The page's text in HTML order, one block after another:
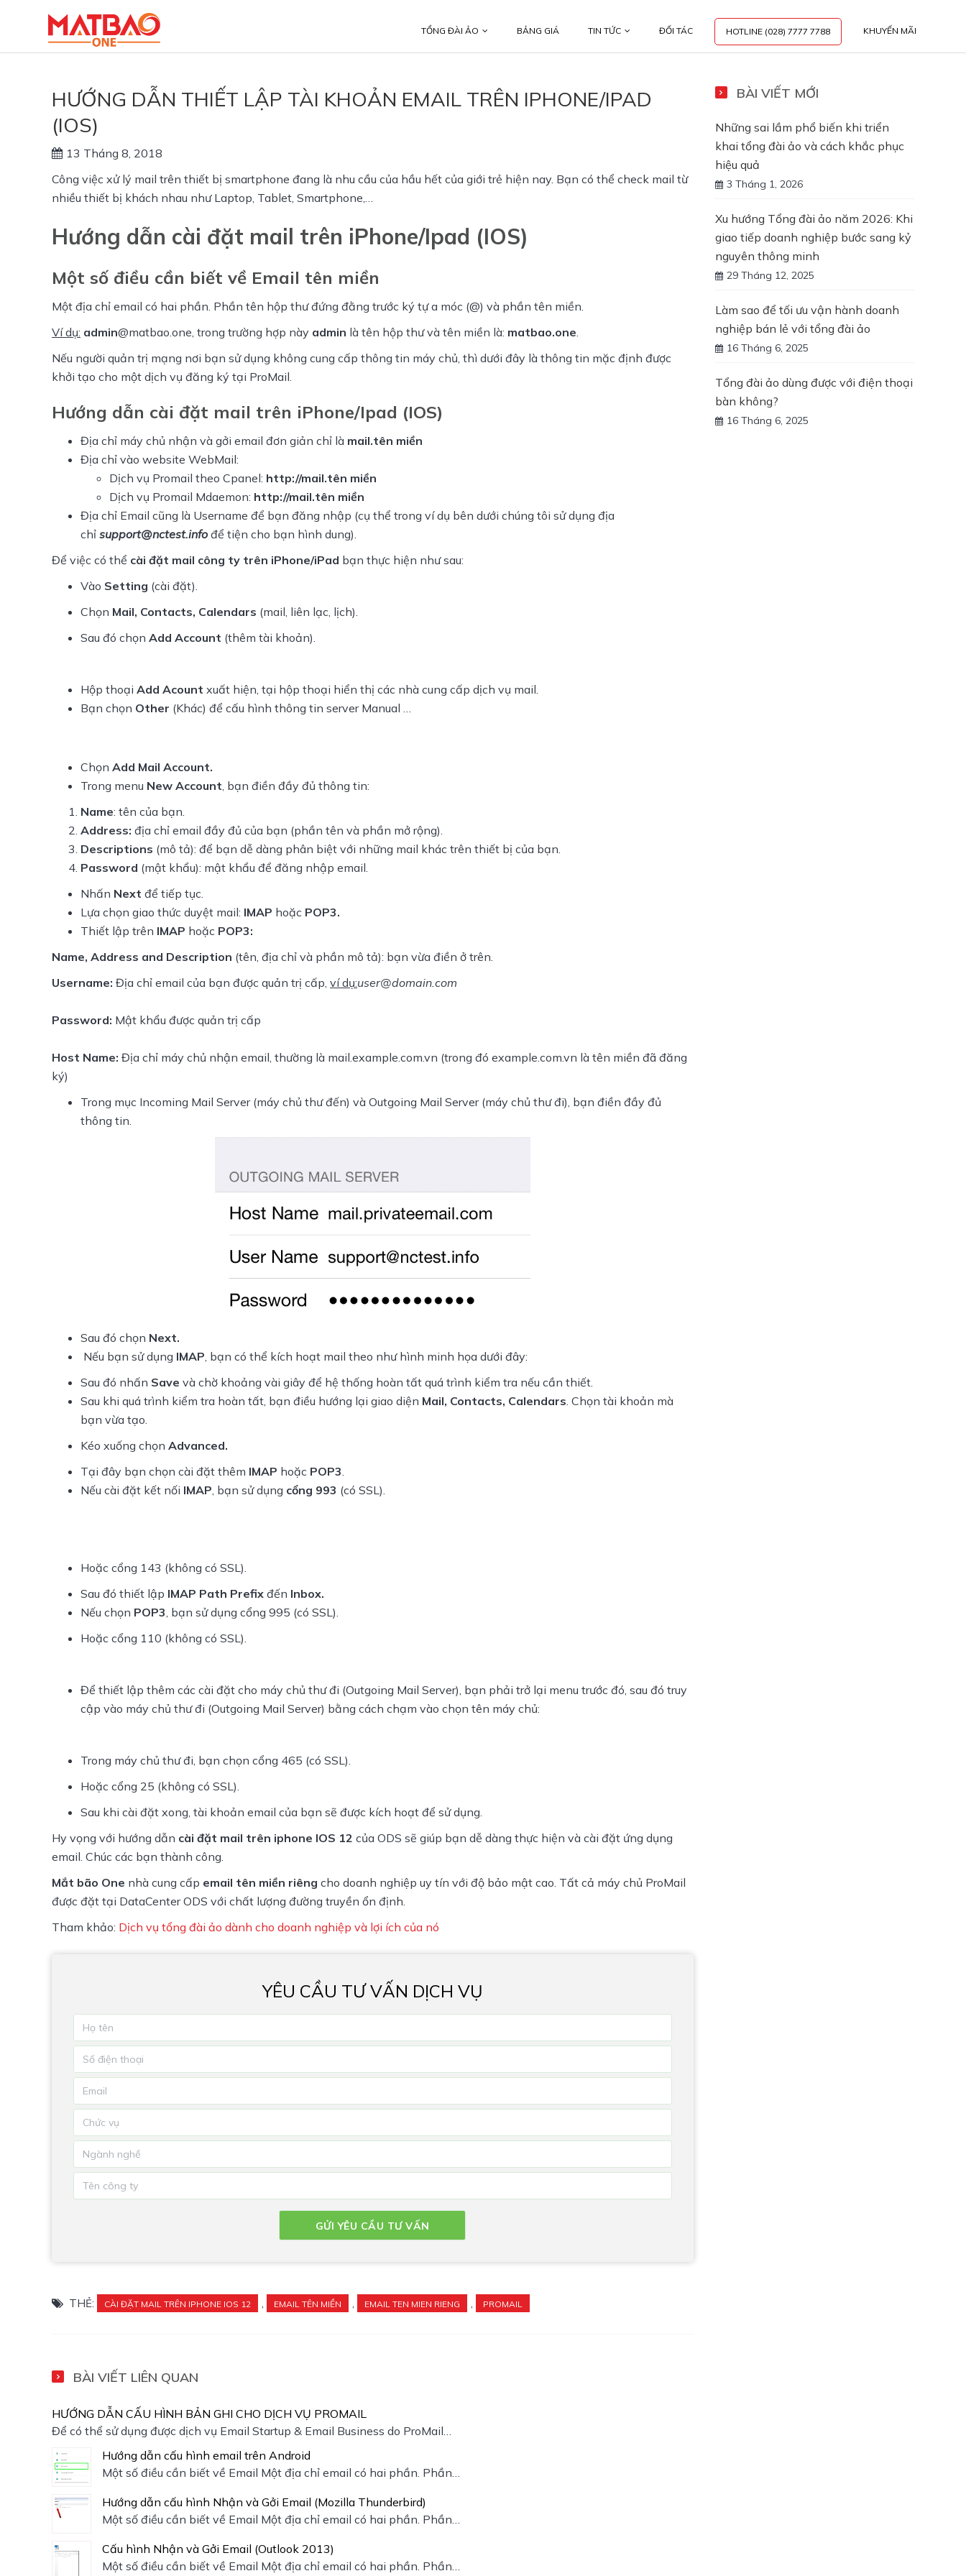
TỔNG ĐÀI ẢO BẢNG GIÁ TIN TỨC ĐỐI TÁC HOTLINE (028) 7777 7788 KHUYẾN MÃI
HƯỚNG DẪN THIẾT LẬP TÀI KHOẢN EMAIL TRÊN IPHONE/IPAD
(IOS)
13 Tháng 8, 2018
Công việc xử lý mail trên thiết bị smartphone đang là nhu cầu của hầu hết của giới trẻ hiện nay. Bạn có thể check mail từ
nhiều thiết bị khách nhau như Laptop, Tablet, Smartphone,…
Hướng dẫn cài đặt mail trên iPhone/Ipad (IOS)
Một số điều cần biết về Email tên miền
Một địa chỉ email có hai phần. Phần tên hộp thư đứng đằng trước ký tự a móc (@) và phần tên miền.
Ví dụ: admin@matbao.one, trong trường hợp này admin là tên hộp thư và tên miền là: matbao.one.
Nếu người quản trị mạng nơi bạn sử dụng không cung cấp thông tin máy chủ, thì dưới đây là thông tin mặc định được
khởi tạo cho một dịch vụ đăng ký tại ProMail.
Hướng dẫn cài đặt mail trên iPhone/Ipad (IOS)
Địa chỉ máy chủ nhận và gởi email đơn giản chỉ là mail.tên miền
Địa chỉ vào website WebMail:
Dịch vụ Promail theo Cpanel: http://mail.tên miền
Dịch vụ Promail Mdaemon: http://mail.tên miền
Địa chỉ Email cũng là Username để bạn đăng nhập (cụ thể trong ví dụ bên dưới chúng tôi sử dụng địa
chỉ support@nctest.info để tiện cho bạn hình dung).
Để việc có thể cài đặt mail công ty trên iPhone/iPad bạn thực hiện như sau:
Vào Setting (cài đặt).
Chọn Mail, Contacts, Calendars (mail, liên lạc, lịch).
Sau đó chọn Add Account (thêm tài khoản).
Hộp thoại Add Acount xuất hiện, tại hộp thoại hiển thị các nhà cung cấp dịch vụ mail.
Bạn chọn Other (Khác) để cấu hình thông tin server Manual …
Chọn Add Mail Account.
Trong menu New Account, bạn điền đầy đủ thông tin:
Name: tên của bạn.
Address: địa chỉ email đầy đủ của bạn (phần tên và phần mở rộng).
Descriptions (mô tả): để bạn dễ dàng phân biệt với những mail khác trên thiết bị của bạn.
Password (mật khẩu): mật khẩu để đăng nhập email.
Nhấn Next để tiếp tục.
Lựa chọn giao thức duyệt mail: IMAP hoặc POP3.
Thiết lập trên IMAP hoặc POP3:
Name, Address and Description (tên, địa chỉ và phần mô tả): bạn vừa điền ở trên.
Username: Địa chỉ email của bạn được quản trị cấp, ví dụ:user@domain.com
Password: Mật khẩu được quản trị cấp
Host Name: Địa chỉ máy chủ nhận email, thường là mail.example.com.vn (trong đó example.com.vn là tên miền đã đăng
ký)
Trong mục Incoming Mail Server (máy chủ thư đến) và Outgoing Mail Server (máy chủ thư đi), bạn điền đầy đủ
thông tin.
Sau đó chọn Next.
Nếu bạn sử dụng IMAP, bạn có thể kích hoạt mail theo như hình minh họa dưới đây:
Sau đó nhấn Save và chờ khoảng vài giây để hệ thống hoàn tất quá trình kiểm tra nếu cần thiết.
Sau khi quá trình kiểm tra hoàn tất, bạn điều hướng lại giao diện Mail, Contacts, Calendars. Chọn tài khoản mà
bạn vừa tạo.
Kéo xuống chọn Advanced.
Tại đây bạn chọn cài đặt thêm IMAP hoặc POP3.
Nếu cài đặt kết nối IMAP, bạn sử dụng cổng 993 (có SSL).
Hoặc cổng 143 (không có SSL).
Sau đó thiết lập IMAP Path Prefix đến Inbox.
Nếu chọn POP3, bạn sử dụng cổng 995 (có SSL).
Hoặc cổng 110 (không có SSL).
Để thiết lập thêm các cài đặt cho máy chủ thư đi (Outgoing Mail Server), bạn phải trở lại menu trước đó, sau đó truy
cập vào máy chủ thư đi (Outgoing Mail Server) bằng cách chạm vào chọn tên máy chủ:
Trong máy chủ thư đi, bạn chọn cổng 465 (có SSL).
Hoặc cổng 25 (không có SSL).
Sau khi cài đặt xong, tài khoản email của bạn sẽ được kích hoạt để sử dụng.
Hy vọng với hướng dẫn cài đặt mail trên iphone IOS 12 của ODS sẽ giúp bạn dễ dàng thực hiện và cài đặt ứng dụng
email. Chúc các bạn thành công.
Mắt bão One nhà cung cấp email tên miền riêng cho doanh nghiệp uy tín với độ bảo mật cao. Tất cả máy chủ ProMail
được đặt tại DataCenter ODS với chất lượng đường truyền ổn định.
Tham khảo: Dịch vụ tổng đài ảo dành cho doanh nghiệp và lợi ích của nó
YÊU CẦU TƯ VẤN DỊCH VỤ
THẺ: CÀI ĐẶT MAIL TRÊN IPHONE IOS 12 , EMAIL TÊN MIỀN , EMAIL TEN MIEN RIENG , PROMAIL
BÀI VIẾT LIÊN QUAN
HƯỚNG DẪN CẤU HÌNH BẢN GHI CHO DỊCH VỤ PROMAIL
Để có thể sử dụng được dịch vụ Email Startup & Email Business do ProMail…
Hướng dẫn cấu hình email trên Android
Một số điều cần biết về Email Một địa chỉ email có hai phần. Phần…
Hướng dẫn cấu hình Nhận và Gởi Email (Mozilla Thunderbird)
Một số điều cần biết về Email Một địa chỉ email có hai phần. Phần…
Cấu hình Nhận và Gởi Email (Outlook 2013)
Một số điều cần biết về Email Một địa chỉ email có hai phần. Phần…
BÀI VIẾT MỚI
Những sai lầm phổ biến khi triển
khai tổng đài ảo và cách khắc phục
hiệu quả
3 Tháng 1, 2026
Xu hướng Tổng đài ảo năm 2026: Khi
giao tiếp doanh nghiệp bước sang kỷ
nguyên thông minh
29 Tháng 12, 2025
Làm sao để tối ưu vận hành doanh
nghiệp bán lẻ với tổng đài ảo
16 Tháng 6, 2025
Tổng đài ảo dùng được với điện thoại
bàn không?
16 Tháng 6, 2025